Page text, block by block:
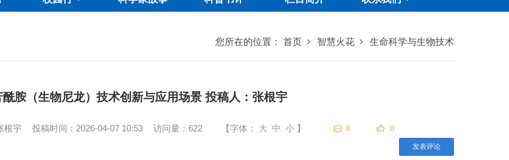
您所在的位置： 首页 智慧火花 生命科学与生物技术
胺（生物尼龙）技术创新与应用场景 投稿人：张根宇
根宇 投稿时间：2026-04-07 10:53 访问量： 622 【字体： 大 中 小】
发表评论
0 0